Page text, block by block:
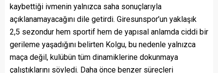
kaybettiği ivmenin yalnızca saha sonuçlarıyla
açıklanamayacağını dile getirdi. Giresunspor’un yaklaşık
2,5 sezondur hem sportif hem de yapısal anlamda ciddi bir
gerileme yaşadığını belirten Kolgu, bu nedenle yalnızca
maça değil, kulübün tüm dinamiklerine dokunmaya
çalıştıklarını söyledi. Daha önce benzer süreçleri